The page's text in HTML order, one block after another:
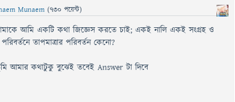
Munaem (730 পয়েন্ট)
আমি একটি কথা জিজ্ঞেস করতে চাই; একই নালি একই সংগ্রহ ও
তাপমাত্রার পরিবর্তন কেনো?
আমার কথাটুকু বুঝেই তবেই Answer টা দিবে